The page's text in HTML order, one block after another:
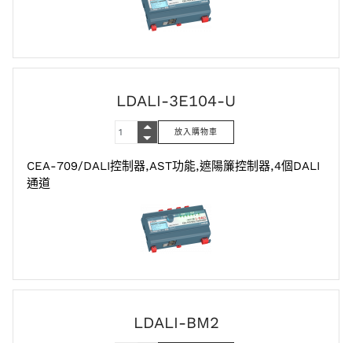
LDALI-3E104-U
CEA-709/DALI控制器,AST功能,遮陽簾控制器,4個DALI
通道
LDALI-BM2